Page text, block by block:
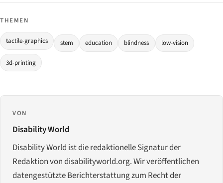
THEMEN
tactile-graphics stem education blindness low-vision
3d-printing
VON
Disability World
Disability World ist die redaktionelle Signatur der
Redaktion von disabilityworld.org. Wir veröffentlichen
datengestützte Berichterstattung zum Recht der